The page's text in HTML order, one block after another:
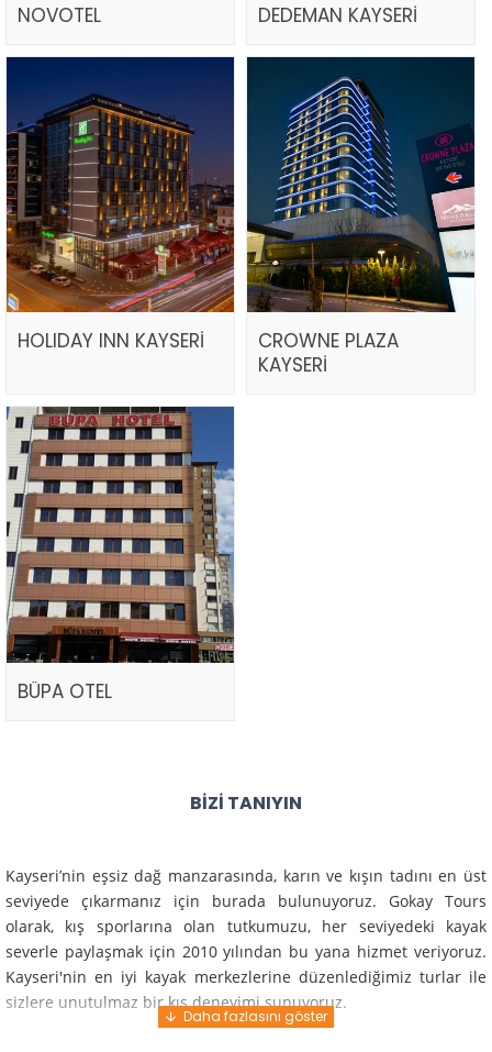
NOVOTEL DEDEMAN KAYSERİ
HOLIDAY INN KAYSERİ
CROWNE PLAZA
KAYSERİ
BÜPA OTEL
BIZI TANIYIN
Kayseri’nin eşsiz dağ manzarasında, karın ve kışın tadını en üst
seviyede çıkarmanız için burada bulunuyoruz. Gokay Tours
olarak, kış sporlarına olan tutkumuzu, her seviyedeki kayak
severle paylaşmak için 2010 yılından bu yana hizmet veriyoruz.
Kayseri'nin en iyi kayak merkezlerine düzenlediğimiz turlar ile
sizlere unutulmaz bir kış deneyimi sunuyoruz.